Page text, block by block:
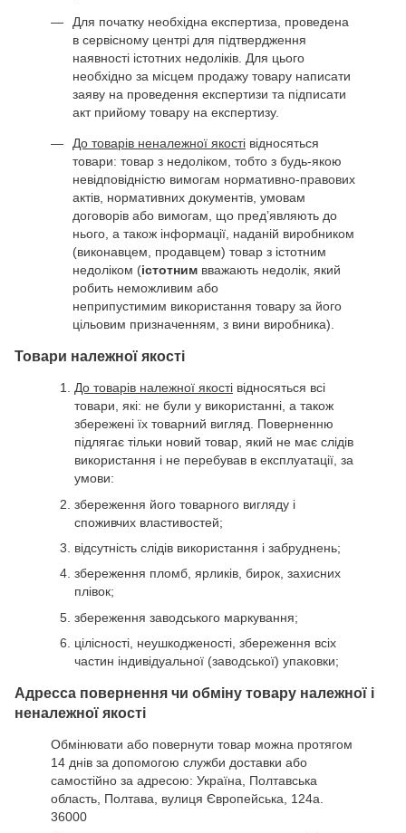
Для початку необхідна експертиза, проведена
в сервісному центрі для підтвердження
наявності істотних недоліків. Для цього
необхідно за місцем продажу товару написати
заяву на проведення експертизи та підписати
акт прийому товару на експертизу.
До товарів неналежної якості відносяться
товари: товар з недоліком, тобто з будь-якою
невідповідністю вимогам нормативно-правових
актів, нормативних документів, умовам
договорів або вимогам, що пред’являють до
нього, а також інформації, наданій виробником
(виконавцем, продавцем) товар з істотним
недоліком (істотним вважають недолік, який
робить неможливим або
неприпустимим використання товару за його
цільовим призначенням, з вини виробника).
Товари належної якості
До товарів належної якості відносяться всі
товари, які: не були у використанні, а також
збережені їх товарний вигляд. Поверненню
підлягає тільки новий товар, який не має слідів
використання і не перебував в експлуатації, за
умови:
збереження його товарного вигляду і
споживчих властивостей;
відсутність слідів використання і забруднень;
збереження пломб, ярликів, бирок, захисних
плівок;
збереження заводського маркування;
цілісності, неушкодженості, збереження всіх
частин індивідуальної (заводської) упаковки;
Адресса повернення чи обміну товару належної і
неналежної якості
Обмінювати або повернути товар можна протягом
14 днів за допомогою служби доставки або
самостійно за адресою: Україна, Полтавська
область, Полтава, вулиця Європейська, 124а.
36000